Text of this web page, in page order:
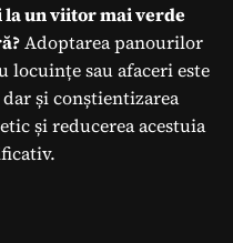
un viitor mai verde
Adoptarea panourilor
locuințe sau afaceri este
și conștientizarea
și reducerea acestuia